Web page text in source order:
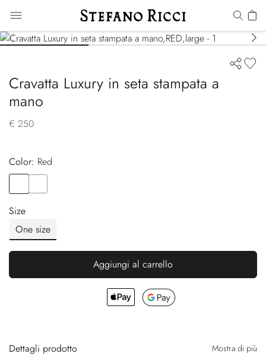
Cravatta Luxury in seta stampata a
mano
€ 250
Color:
red
Size
One size
Aggiungi al carrello
Dettagli prodotto Mostra di più